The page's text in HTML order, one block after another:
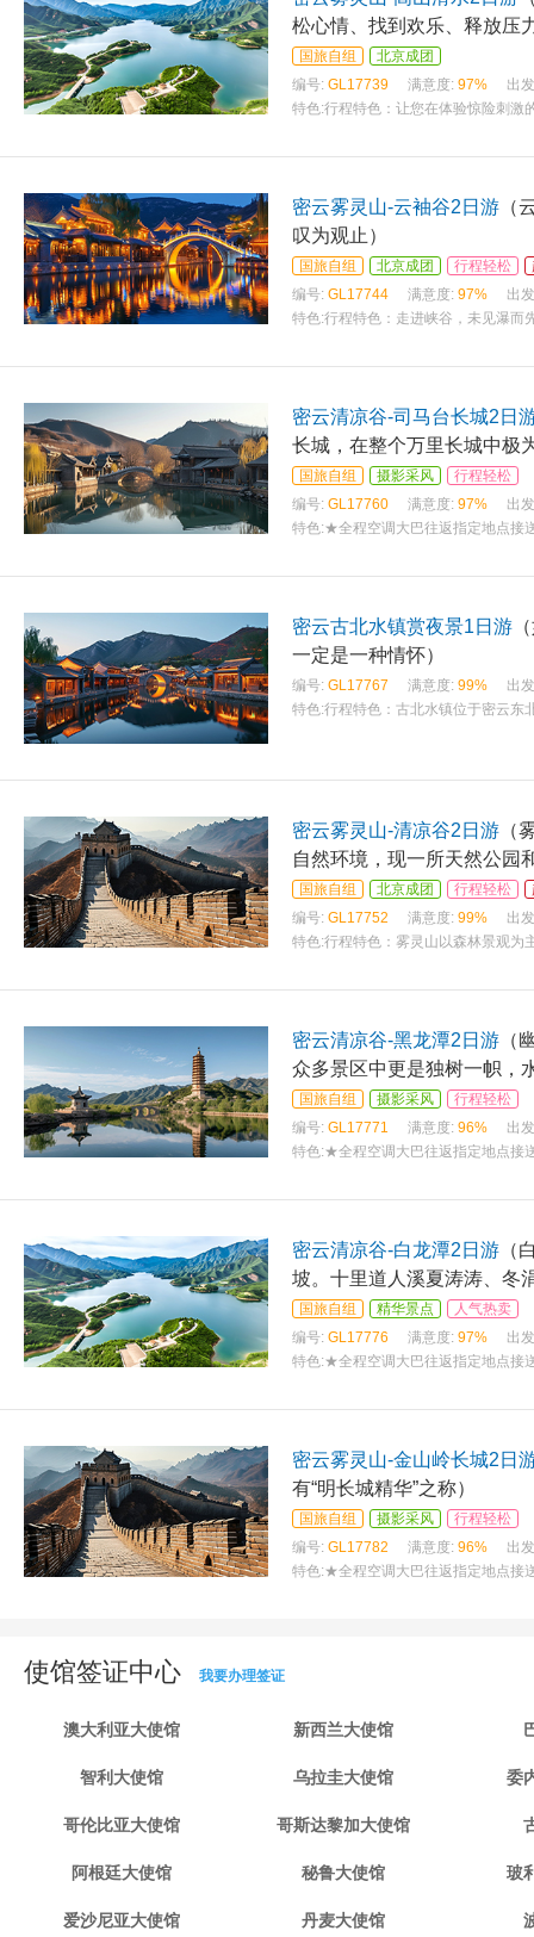
松心情、找到欢乐、释放压
国旅自组
北京成团
编号: GL17739 满意度: 97%
出
特色:行程特色：让您在体验惊险刺激
密云雾灵山-云袖谷2日游 （
叹为观止）
国旅自组 北京成团 行程轻松
编号: GL17744 满意度: 97%
出
特色:行程特色：走进峡谷，未见瀑而
密云清凉谷-司马台长城2日
长城，在整个万里长城中极
国旅自组 摄影采风
行程轻松
编号: GL17760 满意度: 97%
出
特色:★全程空调大巴往返指定地点接
密云古北水镇赏夜景1日游
一定是一种情怀）
编号: GL17767 满意度: 99%
出
特色:行程特色：古北水镇位于密云东
密云雾灵山-清凉谷2日游 （
自然环境，现一所天然公园
国旅自组 北京成团 行程轻松
编号: GL17752 满意度: 99%
出
特色:行程特色：雾灵山以森林景观为
密云清凉谷-黑龙潭2日游 （
众多景区中更是独树一帜，
国旅自组 摄影采风
行程轻松
编号: GL17771 满意度: 96%
出
特色:★全程空调大巴往返指定地点接
密云清凉谷-白龙潭2日游 （
坡。十里道人溪夏涛涛、冬
国旅自组 精华景点
人气热卖
编号: GL17776 满意度: 97%
出
特色:★全程空调大巴往返指定地点接
密云雾灵山-金山岭长城2日
有“明长城精华”之称）
国旅自组 摄影采风
行程轻松
编号: GL17782 满意度: 96%
出
特色:★全程空调大巴往返指定地点接
使馆签证中心 我要办理签证
澳大利亚大使馆 新西兰大使馆
智利大使馆 乌拉圭大使馆 委
哥伦比亚大使馆 哥斯达黎加大使馆
阿根廷大使馆 秘鲁大使馆 玻
爱沙尼亚大使馆 丹麦大使馆